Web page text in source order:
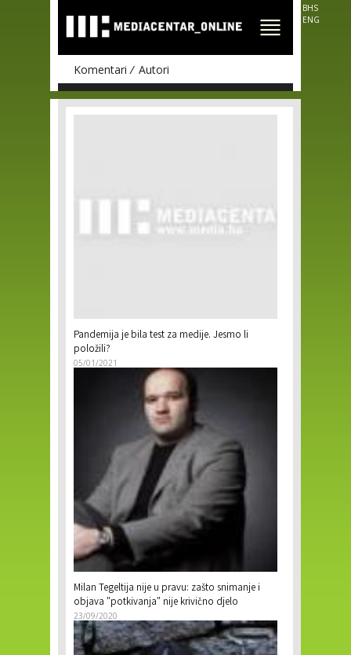
main
content
BHS
ENG
Komentari Autori
Pandemija je bila test za medije. Jesmo li
položili?
05/01/2021
Milan Tegeltija nije u pravu: zašto snimanje i
objava "potkivanja" nije krivično djelo
23/09/2020
Pages